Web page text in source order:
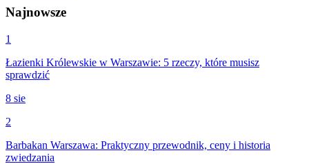
Najnowsze
1
Łazienki Królewskie w Warszawie: 5 rzeczy, które musisz
sprawdzić
8 sie
2
Barbakan Warszawa: Praktyczny przewodnik, ceny i historia
zwiedzania